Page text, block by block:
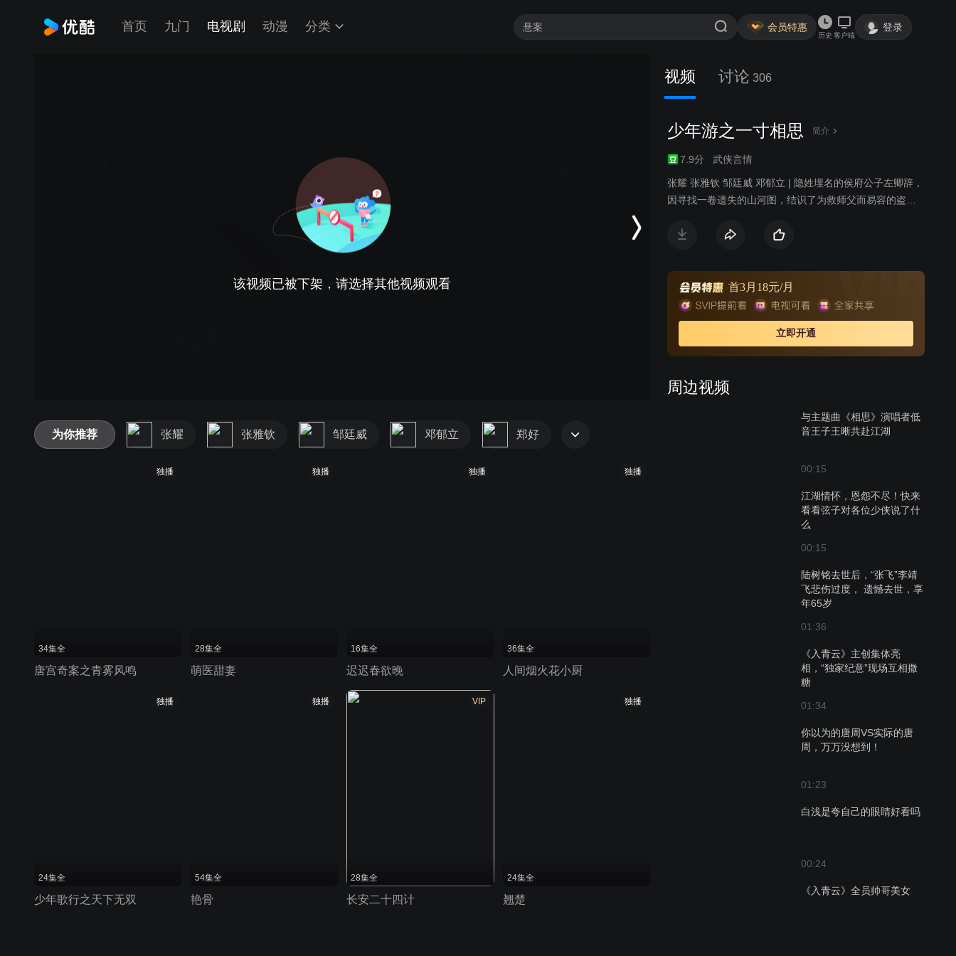
首页 九门 电视剧 动漫 分类 会员特惠
历史 客户端
登录
该视频已被下架，请选择其他视频观看
视频 讨论 306
少年游之一寸相思 简介
7.9分 武侠言情
张耀 张雅钦 邹廷威 邓郁立 | 隐姓埋名的侯府公子左卿辞，
因寻找一卷遗失的山河图，结识了为救师父而易容的盗贼
阳宫孽徒苏云落。江湖群起攻之。左卿辞为救苏云落，不
剥茧，翻出一段江湖秘史，更牵连出一段多年前的朝堂秘
闻。两人历经千险，既是爱人，又是战友，最终肩并肩地
扛起家国重担，协助扳倒了朝堂奸臣，也还江湖一片正
首3月18元/月
立即开通
周边视频
与主题曲《相思》演唱者低
音王子王晰共赴江湖
00:15
江湖情怀，恩怨不尽！快来
看看弦子对各位少侠说了什
么
00:15
陆树铭去世后，“张飞”李靖
飞悲伤过度， 遗憾去世，享
年65岁
01:36
《入青云》主创集体亮
相，“独家纪意”现场互相撒
糖
01:34
你以为的唐周VS实际的唐
周，万万没想到！
01:23
白浅是夸自己的眼睛好看吗
00:24
《入青云》全员帅哥美女
为你推荐 张耀 张雅钦 邹廷威 邓郁立 郑好
独播
34集全
唐宫奇案之青雾风鸣
独播
28集全
萌医甜妻
独播
16集全
迟迟春欲晚
独播
36集全
人间烟火花小厨
独播
24集全
少年歌行之天下无双
独播
54集全
艳骨
VIP
28集全
长安二十四计
独播
24集全
翘楚